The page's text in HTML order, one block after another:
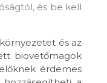
és be kell
és az
biovetőmagok
érdemes